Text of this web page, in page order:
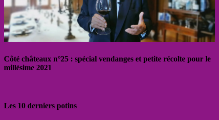
Côté châteaux n°25 : spécial vendanges et petite récolte pour le
millésime 2021
Les 10 derniers potins